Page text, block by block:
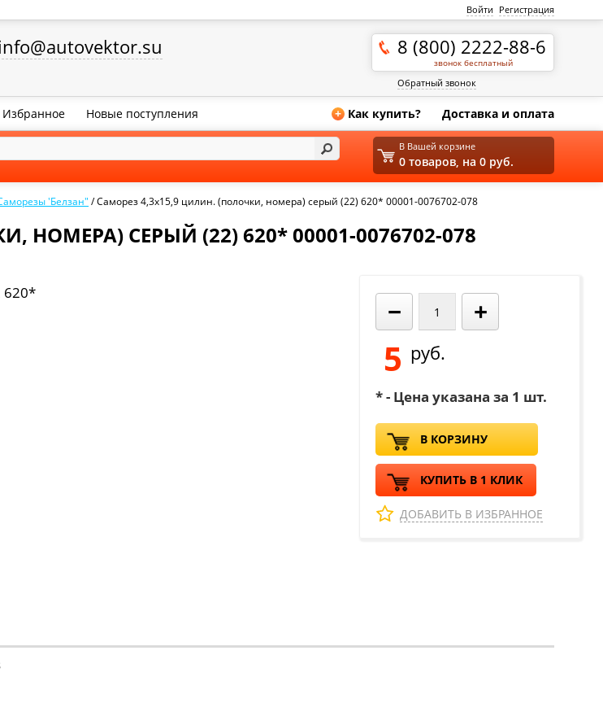
Войти Регистрация
8 (800) 2222-88-6
звонок бесплатный
Обратный звонок
Избранное Новые поступления + Как купить? Доставка и оплата
'Белзан" /Саморез 4,3х15,9 цилин. (полочки, номера) серый (22) 620* 00001-0076702-078
СЕРЫЙ (22) 620* 00001-0076702-078
620*
− +
5 руб.
* - Цена указана за 1 шт.
В КОРЗИНУ
КУПИТЬ В 1 КЛИК
ДОБАВИТЬ В ИЗБРАННОЕ
В Вашей корзине
0 товаров, на 0 руб.